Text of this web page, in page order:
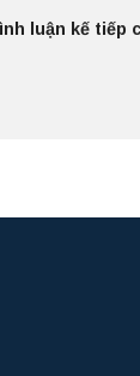
luận kế tiếp